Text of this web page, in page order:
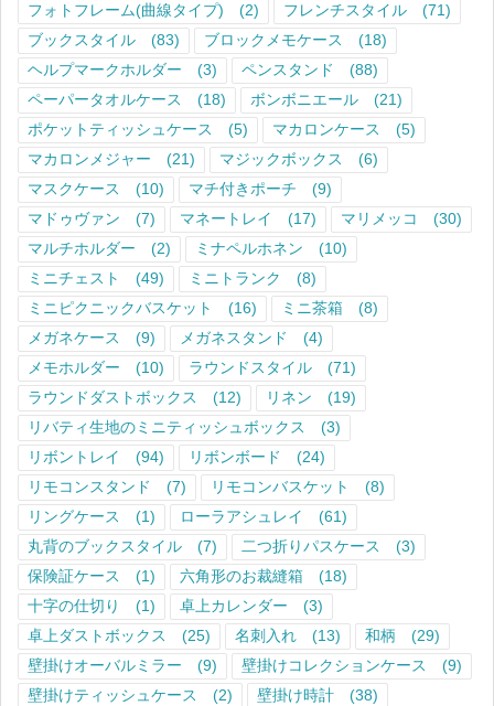
フォトフレーム(曲線タイプ)
(2) フレンチスタイル
(71)
ブックスタイル
(83) ブロックメモケース
(18)
ヘルプマークホルダー
(3) ペンスタンド
(88)
ペーパータオルケース
(18) ボンボニエール
(21)
ポケットティッシュケース
(5) マカロンケース
(5)
マカロンメジャー
(21) マジックボックス
(6)
マスクケース
(10) マチ付きポーチ
(9)
マドゥヴァン
(7) マネートレイ (17) マリメッコ
(30)
マルチホルダー
(2) ミナペルホネン
(10)
ミニチェスト
(49) ミニトランク
(8)
ミニピクニックバスケット
(16) ミニ茶箱
(8)
メガネケース
(9) メガネスタンド
(4)
メモホルダー
(10) ラウンドスタイル
(71)
ラウンドダストボックス
(12) リネン
(19)
リバティ生地のミニティッシュボックス
(3)
リボントレイ
(94) リボンボード
(24)
リモコンスタンド
(7) リモコンバスケット
(8)
リングケース
(1) ローラアシュレイ
(61)
丸背のブックスタイル
(7) 二つ折りパスケース
(3)
保険証ケース
(1) 六角形のお裁縫箱
(18)
十字の仕切り
(1) 卓上カレンダー
(3)
卓上ダストボックス
(25) 名刺入れ (13) 和柄
(29)
壁掛けオーバルミラー
(9) 壁掛けコレクションケース
(9)
壁掛けティッシュケース
(2) 壁掛け時計
(38)